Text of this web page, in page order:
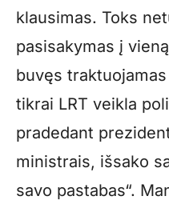
klausimas. Toks
pasisakymas į
buvęs
tikrai LRT veikla
pradedant
ministrais, išsako
savo pastabas“.